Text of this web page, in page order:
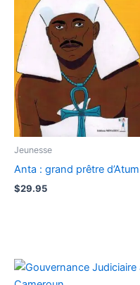
Jeunesse
Anta : grand prêtre d’Atum
$29.95